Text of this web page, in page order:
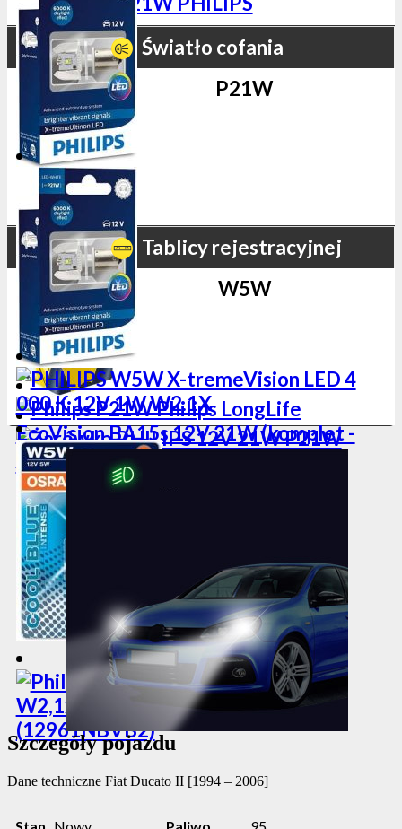
Światło cofania
P21W
Tablicy rejestracyjnej
W5W
Szczegóły pojazdu
Dane techniczne Fiat Ducato II [1994 – 2006]
Stan Nowy Paliwo 95